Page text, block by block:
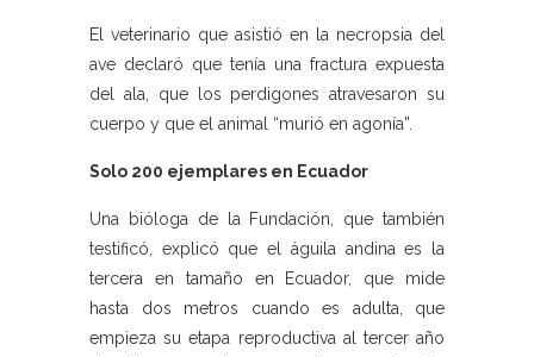
El veterinario que asistió en la necropsia del
ave declaró que tenía una fractura expuesta
del ala, que los perdigones atravesaron su
cuerpo y que el animal “murió en agonía”.
Solo 200 ejemplares en Ecuador
Una bióloga de la Fundación, que también
testificó, explicó que el águila andina es la
tercera en tamaño en Ecuador, que mide
hasta dos metros cuando es adulta, que
empieza su etapa reproductiva al tercer año